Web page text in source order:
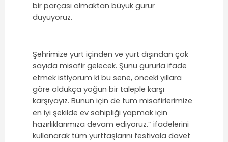
bir parçası olmaktan büyük gurur
duyuyoruz.
Şehrimize yurt içinden ve yurt dışından çok
sayıda misafir gelecek. Şunu gururla ifade
etmek istiyorum ki bu sene, önceki yıllara
göre oldukça yoğun bir taleple karşı
karşıyayız. Bunun için de tüm misafirlerimize
en iyi şekilde ev sahipliği yapmak için
hazırlıklarımıza devam ediyoruz.” ifadelerini
kullanarak tüm yurttaşlarını festivala davet